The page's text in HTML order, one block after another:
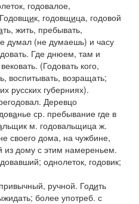
годовалое,
Годовщик, годовщица, годовой
ть, жить, пребывать,
думал (не думаешь) и часу
Где днюем, там и
(Годовать кого,
воспитывать, возращать;
русских губерниях).
Деревцо
анье ср. пребывание где в
льщик м. годовальщица ж.
своего дома, на чужбине,
дому с этим намереньем.
однолеток, годовик;
ручной. Годить
более употреб. с